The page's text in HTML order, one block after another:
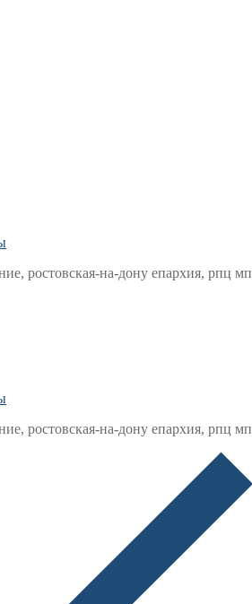
ростовская-на-дону епархия, рпц мп
ростовская-на-дону епархия, рпц мп